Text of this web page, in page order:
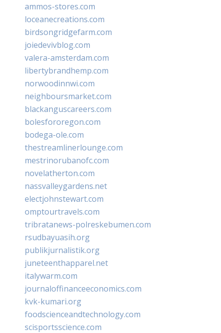
ammos-stores.com
loceanecreations.com
birdsongridgefarm.com
joiedevivblog.com
valera-amsterdam.com
libertybrandhemp.com
norwoodinnwi.com
neighboursmarket.com
blackanguscareers.com
bolesfororegon.com
bodega-ole.com
thestreamlinerlounge.com
mestrinorubanofc.com
novelatherton.com
nassvalleygardens.net
electjohnstewart.com
omptourtravels.com
tribratanews-polreskebumen.com
rsudbayuasih.org
publikjurnalistik.org
juneteenthapparel.net
italywarm.com
journaloffinanceeconomics.com
kvk-kumari.org
foodscienceandtechnology.com
scisportsscience.com